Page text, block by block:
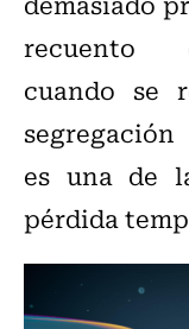
recuento
cuando se
es una de
pérdida